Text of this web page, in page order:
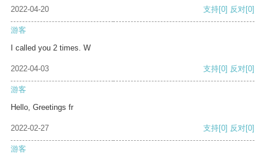
2022-04-20 支持[0] 反对[0]
游客
I called you 2 times. W
2022-04-03 支持[0] 反对[0]
游客
Hello, Greetings fr
2022-02-27 支持[0] 反对[0]
游客